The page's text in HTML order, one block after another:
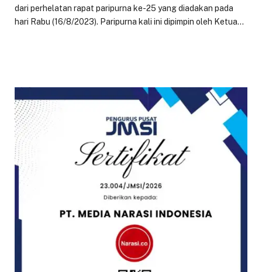
dari perhelatan rapat paripurna ke-25 yang diadakan pada
hari Rabu (16/8/2023). Paripurna kali ini dipimpin oleh Ketua…